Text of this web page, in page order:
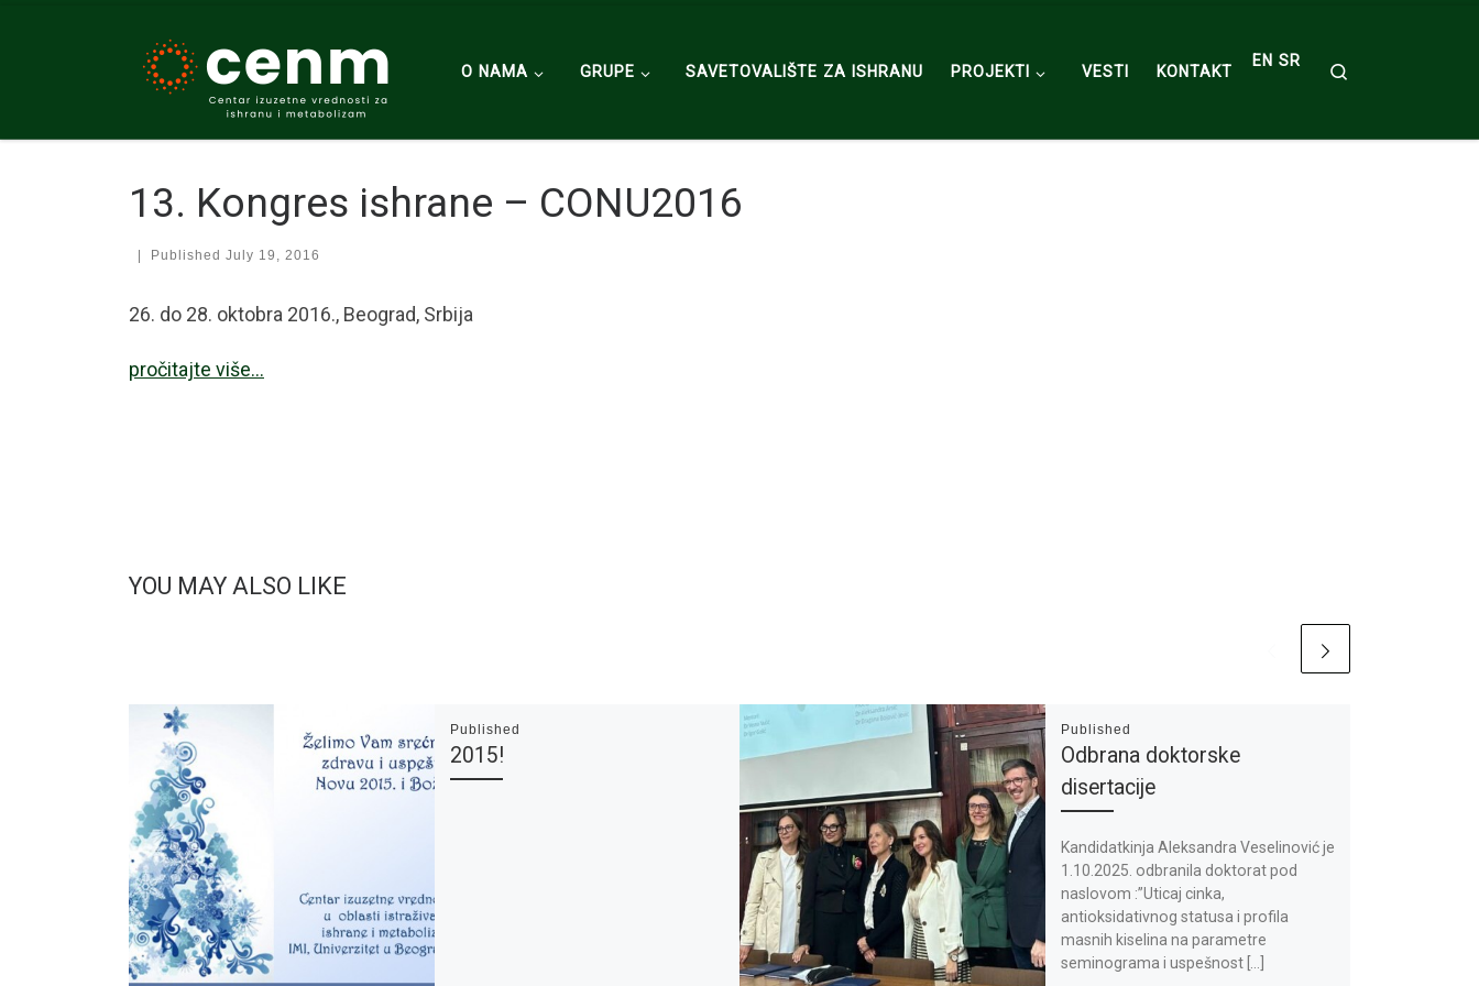
O NAMA GRUPE SAVETOVALIŠTE ZA ISHRANU PROJEKTI VESTI KONTAKT
EN SR
13. Kongres ishrane – CONU2016
Published July 19, 2016
26. do 28. oktobra 2016., Beograd, Srbija
pročitajte više…
YOU MAY ALSO LIKE
Published
2015!
Published
Odbrana doktorske
disertacije
Kandidatkinja Aleksandra Veselinović je
1.10.2025. odbranila doktorat pod
naslovom :”Uticaj cinka,
antioksidativnog statusa i profila
masnih kiselina na parametre
seminograma i uspešnost […]